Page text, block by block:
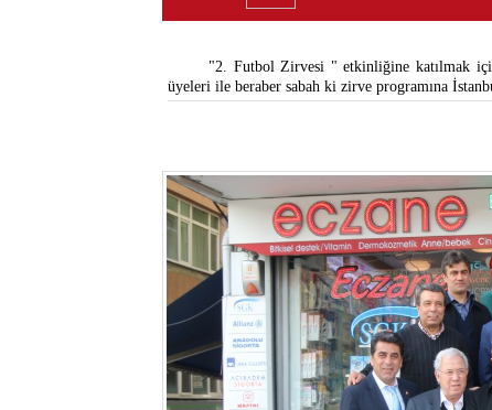
"2. Futbol Zirvesi " etkinliğine katılmak
üyeleri ile beraber sabah ki zirve programına